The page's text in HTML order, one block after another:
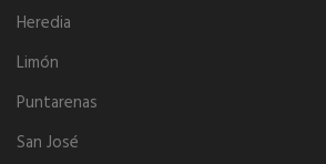
Heredia
Limón
Puntarenas
San José